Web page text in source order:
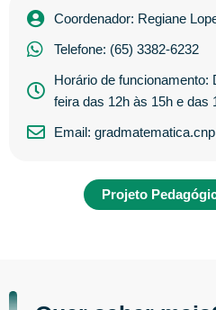
Coordenador: Regiane
Telefone: (65) 3382-6232
Horário de funcionamento:
feira das 12h às 15h e das
Email:
Projeto